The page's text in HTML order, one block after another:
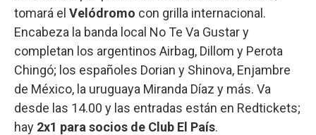
tomará el Velódromo con grilla internacional.
Encabeza la banda local No Te Va Gustar y
completan los argentinos Airbag, Dillom y Perota
Chingó; los españoles Dorian y Shinova, Enjambre
de México, la uruguaya Miranda Díaz y más. Va
desde las 14.00 y las entradas están en Redtickets;
hay 2x1 para socios de Club El País.